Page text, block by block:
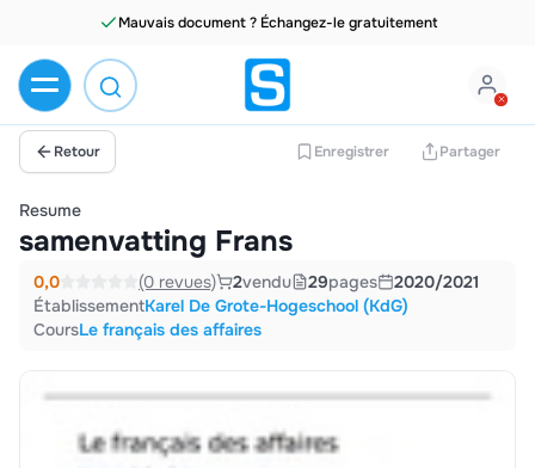
Mauvais document ? Échangez-le gratuitement
Retour Enregistrer Partager
Resume
samenvatting Frans
0,0 (0 revues) 2vendu 29pages
2020/2021
ÉtablissementKarel De Grote-Hogeschool (KdG)
CoursLe français des affaires